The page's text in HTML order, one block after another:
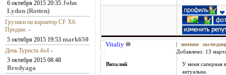
6 октября 2015 20:35 John
Lydon (Rotten)
Грузики на вариатор CF X6.
Продам. »
5 октября 2015 19:53 mark650
День Туриста 4х4 »
3 октября 2015 08:48
Brodyaga
Vitaliy
зимняя
Добавлено: 13
Виталий
У меня саперная
актуальна.